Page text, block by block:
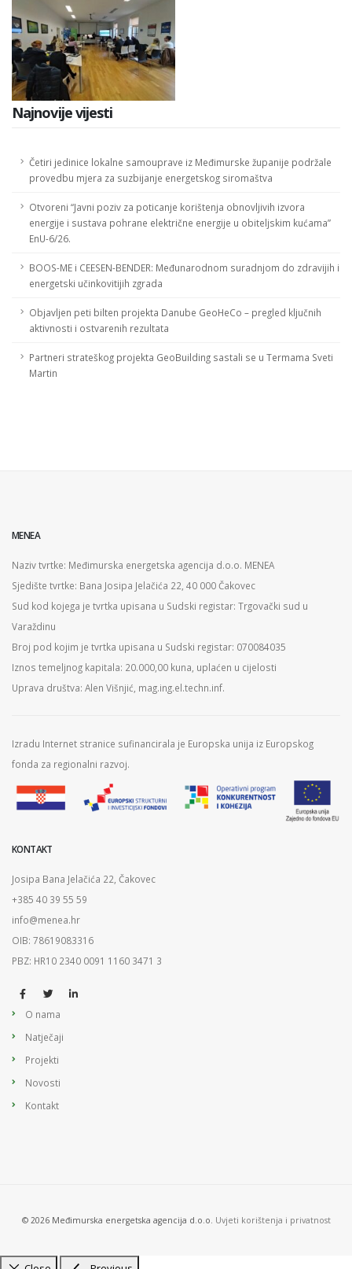
Najnovije vijesti
Četiri jedinice lokalne samouprave iz Međimurske županije podržale
provedbu mjera za suzbijanje energetskog siromaštva
Otvoreni “Javni poziv za poticanje korištenja obnovljivih izvora
energije i sustava pohrane električne energije u obiteljskim kućama”
EnU-6/26.
BOOS-ME i CEESEN-BENDER: Međunarodnom suradnjom do zdravijih i
energetski učinkovitijih zgrada
Objavljen peti bilten projekta Danube GeoHeCo – pregled ključnih
aktivnosti i ostvarenih rezultata
Partneri strateškog projekta GeoBuilding sastali se u Termama Sveti
Martin
MENEA
Naziv tvrtke: Međimurska energetska agencija d.o.o. MENEA
Sjedište tvrtke: Bana Josipa Jelačića 22, 40 000 Čakovec
Sud kod kojega je tvrtka upisana u Sudski registar: Trgovački sud u
Varaždinu
Broj pod kojim je tvrtka upisana u Sudski registar: 070084035
Iznos temeljnog kapitala: 20.000,00 kuna, uplaćen u cijelosti
Uprava društva: Alen Višnjić, mag.ing.el.techn.inf.
Izradu Internet stranice sufinancirala je Europska unija iz Europskog
fonda za regionalni razvoj.
KONTAKT
Josipa Bana Jelačića 22, Čakovec
+385 40 39 55 59
info@menea.hr
OIB: 78619083316
PBZ: HR10 2340 0091 1160 3471 3
O nama
Natječaji
Projekti
Novosti
Kontakt
© 2026 Međimurska energetska agencija d.o.o. Uvjeti korištenja i privatnost